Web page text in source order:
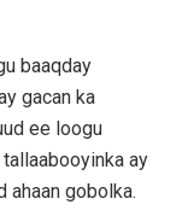
baaqday
gacan ka
ee loogu
ay
ahaan gobolka.